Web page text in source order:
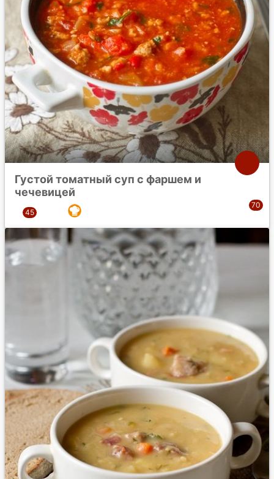
Густой томатный суп с фаршем и
чечевицей